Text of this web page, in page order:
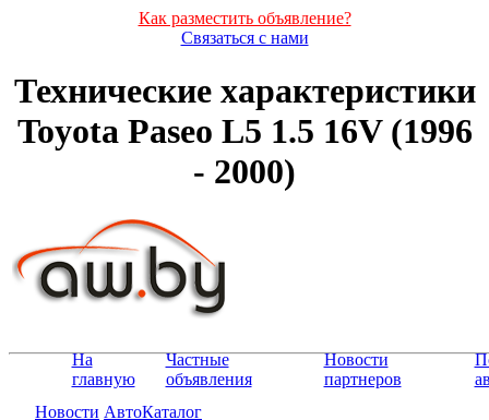
Как разместить объявление?
Связаться с нами
Технические характеристики
Toyota Paseo L5 1.5 16V (1996
- 2000)
На
главную
Частные
объявления
Новости
партнеров
Новости АвтоКаталог